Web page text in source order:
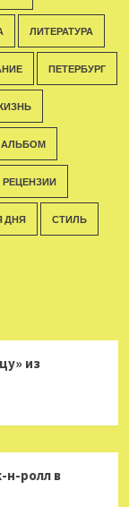
ЛИТЕРАТУРА
ПЕТЕРБУРГ
РЕЦЕНЗИИ
ДНЯ СТИЛЬ
из
н-ролл в